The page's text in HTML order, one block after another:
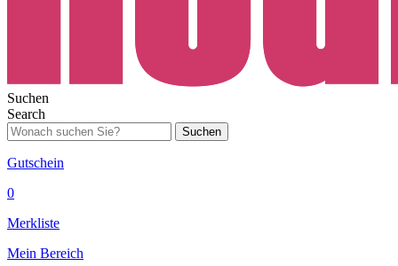
Suchen
Search
Suchen
Gutschein
0
Merkliste
Mein Bereich